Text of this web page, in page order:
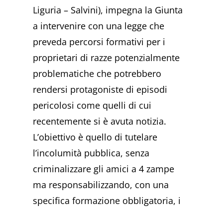
Liguria – Salvini), impegna la Giunta
a intervenire con una legge che
preveda percorsi formativi per i
proprietari di razze potenzialmente
problematiche che potrebbero
rendersi protagoniste di episodi
pericolosi come quelli di cui
recentemente si è avuta notizia.
L’obiettivo è quello di tutelare
l’incolumità pubblica, senza
criminalizzare gli amici a 4 zampe
ma responsabilizzando, con una
specifica formazione obbligatoria, i